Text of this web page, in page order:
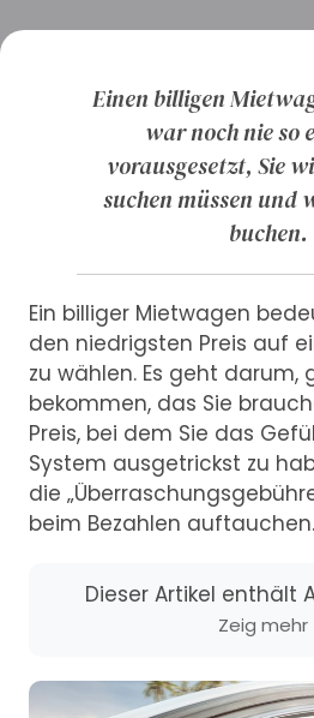
Einen billigen
war noch nie so
vorausgesetzt, Sie
suchen müssen und
buchen.
Ein billiger Mietwagen
den niedrigsten Preis auf
zu wählen. Es geht darum,
bekommen, das Sie
Preis, bei dem Sie das
System ausgetrickst zu
die
beim Bezahlen auftauchen.
Dieser Artikel enthält
Zeig mehr